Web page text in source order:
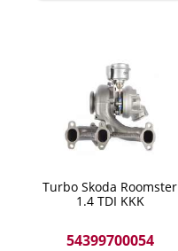
Turbo Skoda Roomster
1.4 TDI KKK
54399700054